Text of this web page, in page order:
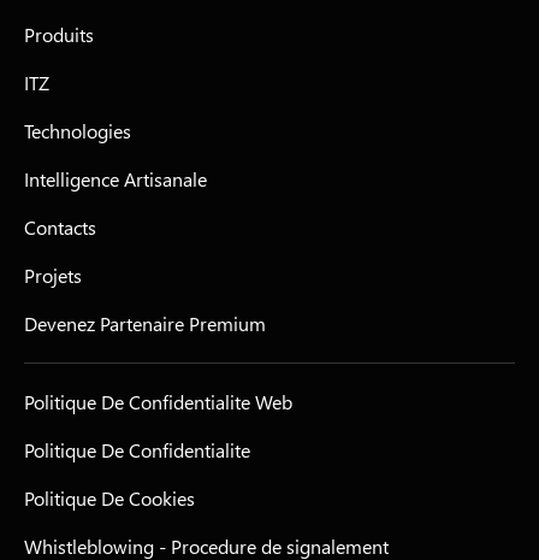
Produits
ITZ
Technologies
Intelligence Artisanale
Contacts
Projets
Devenez Partenaire Premium
Politique De Confidentialite Web
Politique De Confidentialite
Politique De Cookies
Whistleblowing - Procedure de signalement